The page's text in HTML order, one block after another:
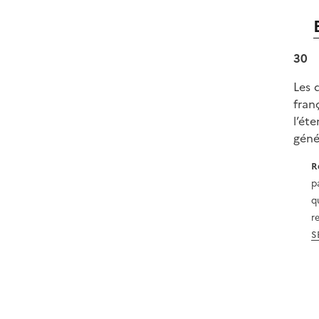
30
Les